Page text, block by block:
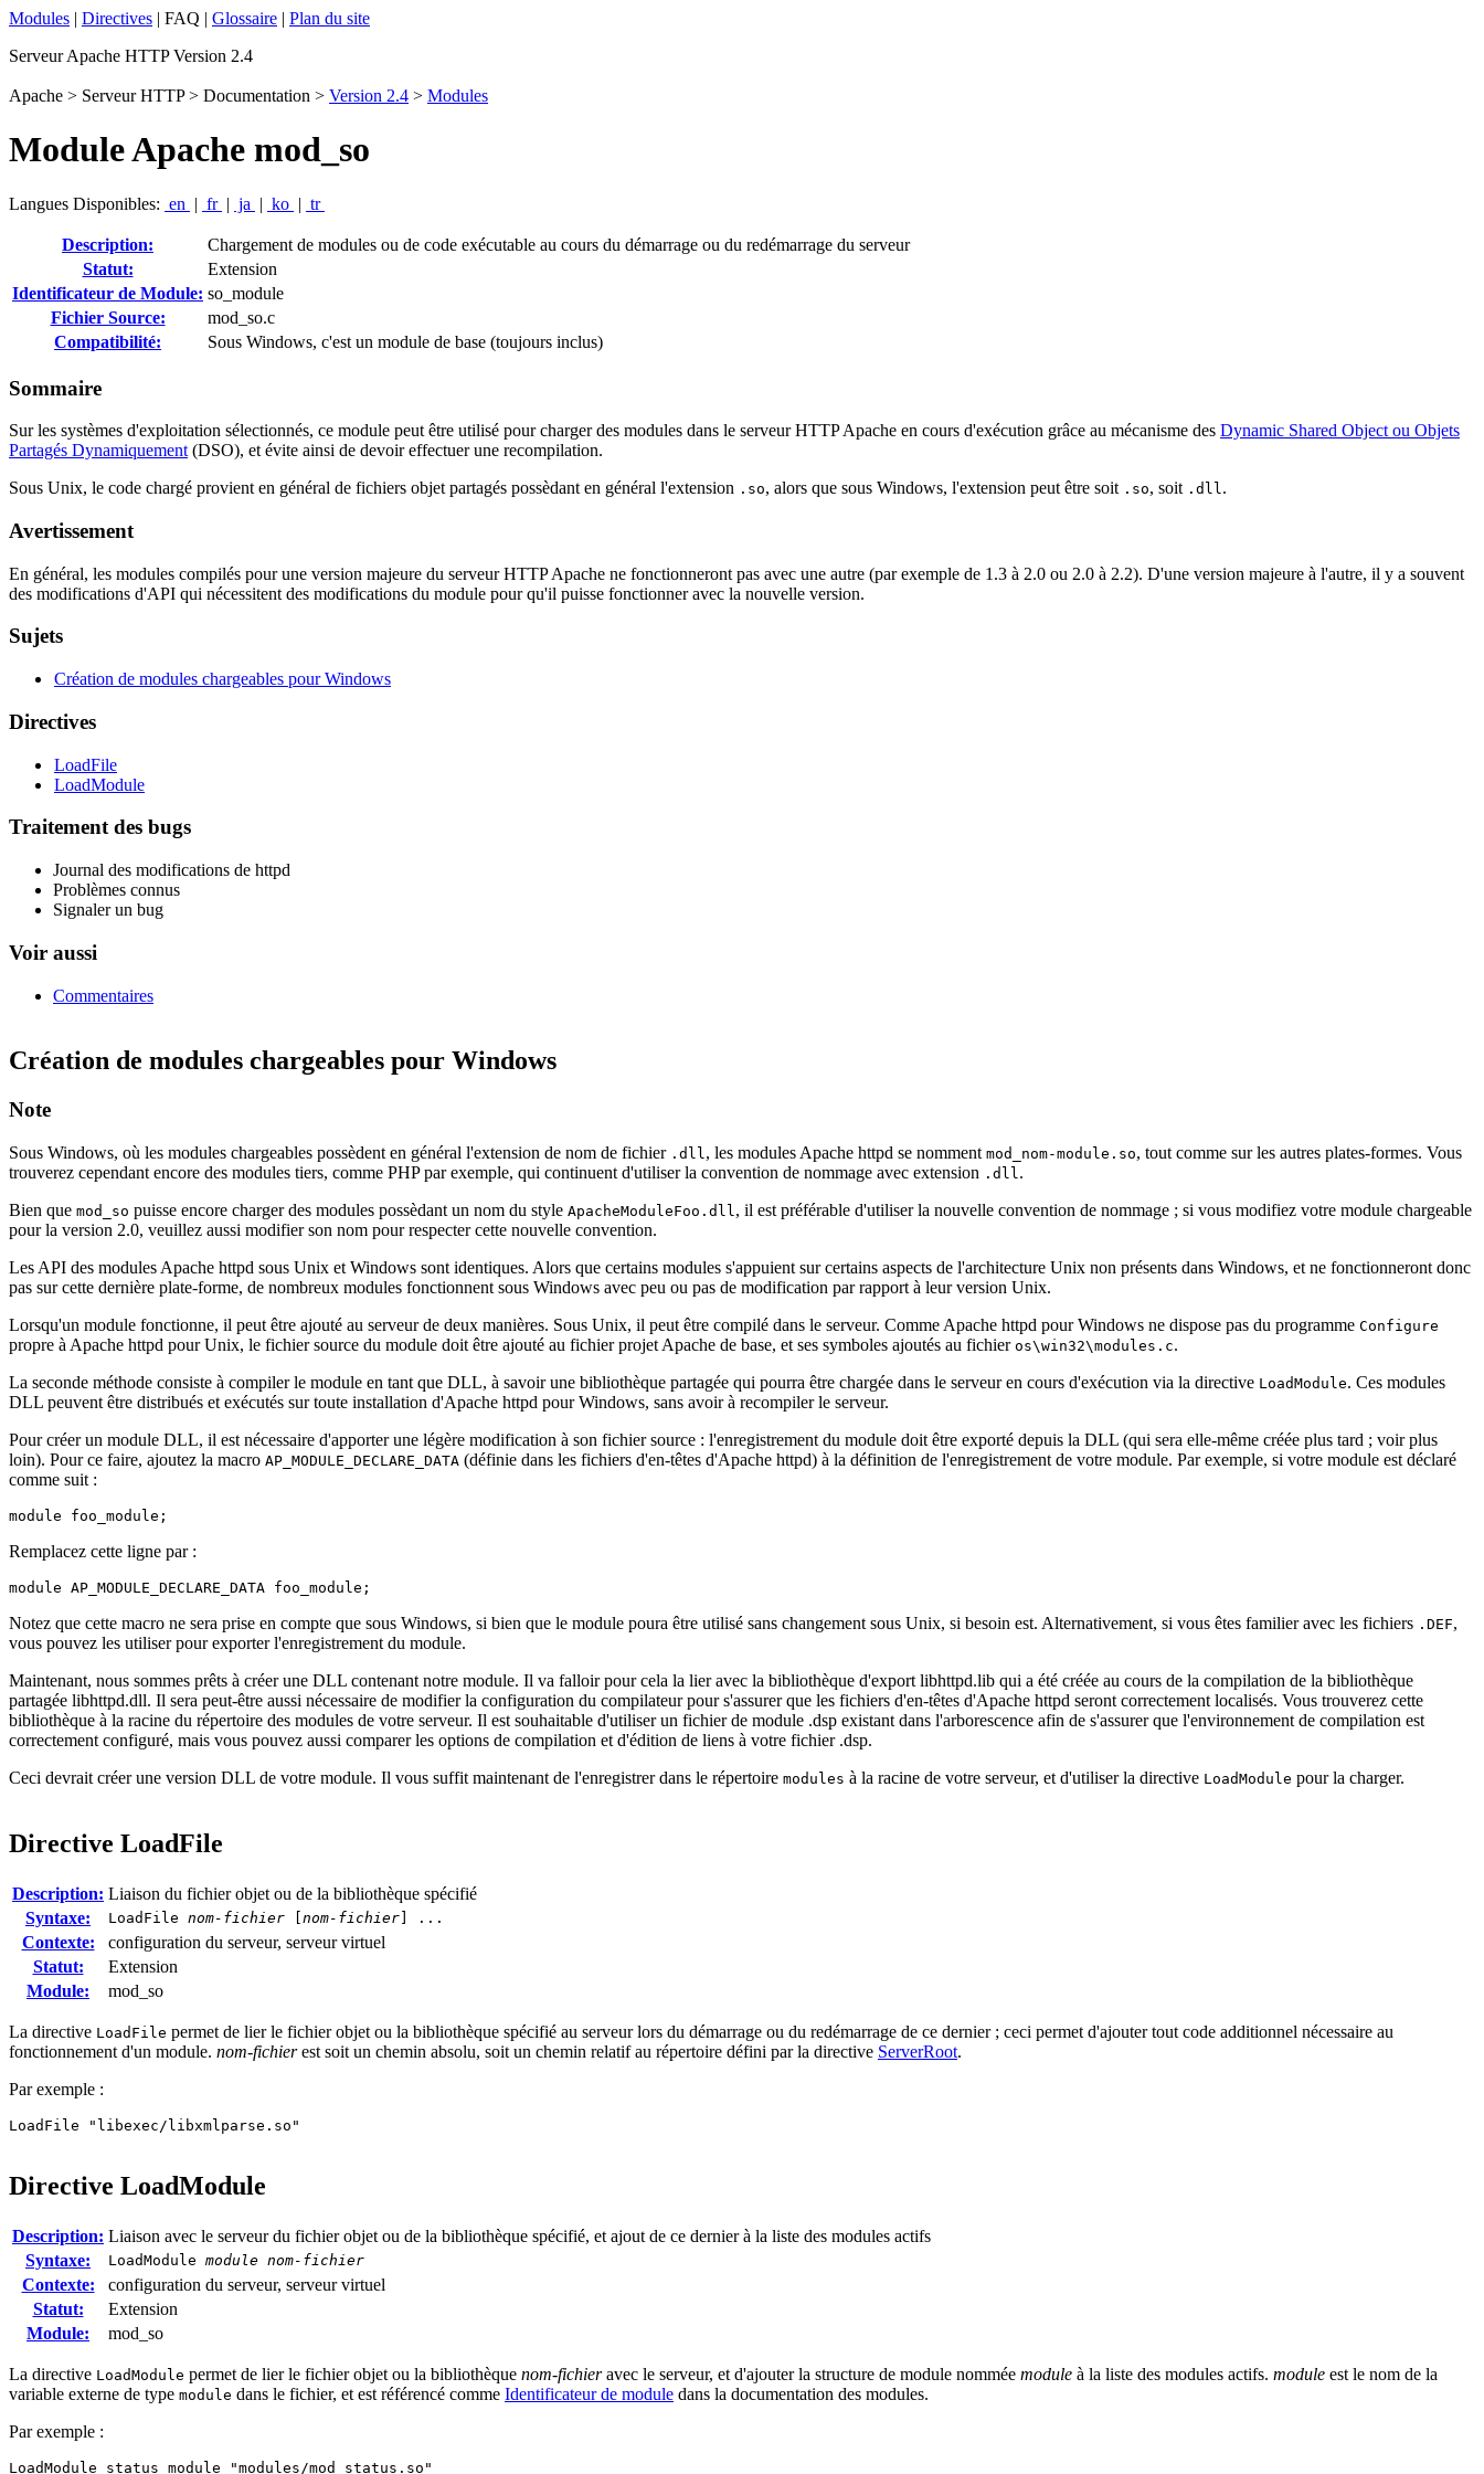
Modules | Directives | FAQ | Glossaire | Plan du site
Serveur Apache HTTP Version 2.4
Apache > Serveur HTTP > Documentation > Version 2.4 > Modules
Module Apache mod_so
Langues Disponibles: en | fr | ja | ko | tr
Description:
Chargement de modules ou de code exécutable au cours du démarrage ou du redémarrage du serveur
Statut:
Extension
Identificateur de Module: so_module
Fichier Source:
mod_so.c
Compatibilité:
Sous Windows, c'est un module de base (toujours inclus)
Sommaire
Sur les systèmes d'exploitation sélectionnés, ce module peut être utilisé pour charger des modules dans le serveur HTTP Apache en cours d'exécution grâce au mécanisme des Dynamic Shared Object ou Objets
Partagés Dynamiquement (DSO), et évite ainsi de devoir effectuer une recompilation.
Sous Unix, le code chargé provient en général de fichiers objet partagés possèdant en général l'extension .so, alors que sous Windows, l'extension peut être soit .so, soit .dll.
Avertissement
En général, les modules compilés pour une version majeure du serveur HTTP Apache ne fonctionneront pas avec une autre (par exemple de 1.3 à 2.0 ou 2.0 à 2.2). D'une version majeure à l'autre, il y a souvent
des modifications d'API qui nécessitent des modifications du module pour qu'il puisse fonctionner avec la nouvelle version.
Sujets
Création de modules chargeables pour Windows
Directives
LoadFile
LoadModule
Traitement des bugs
Journal des modifications de httpd
Problèmes connus
Signaler un bug
Voir aussi
Commentaires
Création de modules chargeables pour Windows
Note
Sous Windows, où les modules chargeables possèdent en général l'extension de nom de fichier .dll, les modules Apache httpd se nomment mod_nom-module.so, tout comme sur les autres plates-formes. Vous
trouverez cependant encore des modules tiers, comme PHP par exemple, qui continuent d'utiliser la convention de nommage avec extension .dll.
Bien que mod_so puisse encore charger des modules possèdant un nom du style ApacheModuleFoo.dll, il est préférable d'utiliser la nouvelle convention de nommage ; si vous modifiez votre module chargeable
pour la version 2.0, veuillez aussi modifier son nom pour respecter cette nouvelle convention.
Les API des modules Apache httpd sous Unix et Windows sont identiques. Alors que certains modules s'appuient sur certains aspects de l'architecture Unix non présents dans Windows, et ne fonctionneront donc
pas sur cette dernière plate-forme, de nombreux modules fonctionnent sous Windows avec peu ou pas de modification par rapport à leur version Unix.
Lorsqu'un module fonctionne, il peut être ajouté au serveur de deux manières. Sous Unix, il peut être compilé dans le serveur. Comme Apache httpd pour Windows ne dispose pas du programme Configure
propre à Apache httpd pour Unix, le fichier source du module doit être ajouté au fichier projet Apache de base, et ses symboles ajoutés au fichier os\win32\modules.c.
La seconde méthode consiste à compiler le module en tant que DLL, à savoir une bibliothèque partagée qui pourra être chargée dans le serveur en cours d'exécution via la directive LoadModule. Ces modules
DLL peuvent être distribués et exécutés sur toute installation d'Apache httpd pour Windows, sans avoir à recompiler le serveur.
Pour créer un module DLL, il est nécessaire d'apporter une légère modification à son fichier source : l'enregistrement du module doit être exporté depuis la DLL (qui sera elle-même créée plus tard ; voir plus
loin). Pour ce faire, ajoutez la macro AP_MODULE_DECLARE_DATA (définie dans les fichiers d'en-têtes d'Apache httpd) à la définition de l'enregistrement de votre module. Par exemple, si votre module est déclaré
comme suit :
module foo_module;
Remplacez cette ligne par :
module AP_MODULE_DECLARE_DATA foo_module;
Notez que cette macro ne sera prise en compte que sous Windows, si bien que le module poura être utilisé sans changement sous Unix, si besoin est. Alternativement, si vous êtes familier avec les fichiers .DEF,
vous pouvez les utiliser pour exporter l'enregistrement du module.
Maintenant, nous sommes prêts à créer une DLL contenant notre module. Il va falloir pour cela la lier avec la bibliothèque d'export libhttpd.lib qui a été créée au cours de la compilation de la bibliothèque
partagée libhttpd.dll. Il sera peut-être aussi nécessaire de modifier la configuration du compilateur pour s'assurer que les fichiers d'en-têtes d'Apache httpd seront correctement localisés. Vous trouverez cette
bibliothèque à la racine du répertoire des modules de votre serveur. Il est souhaitable d'utiliser un fichier de module .dsp existant dans l'arborescence afin de s'assurer que l'environnement de compilation est
correctement configuré, mais vous pouvez aussi comparer les options de compilation et d'édition de liens à votre fichier .dsp.
Ceci devrait créer une version DLL de votre module. Il vous suffit maintenant de l'enregistrer dans le répertoire modules à la racine de votre serveur, et d'utiliser la directive LoadModule pour la charger.
Directive LoadFile
Description: Liaison du fichier objet ou de la bibliothèque spécifié
Syntaxe:
LoadFile nom-fichier nom-fichier ] ...
Contexte:
configuration du serveur, serveur virtuel
Statut:
Extension
Module:
mod_so
La directive LoadFile permet de lier le fichier objet ou la bibliothèque spécifié au serveur lors du démarrage ou du redémarrage de ce dernier ; ceci permet d'ajouter tout code additionnel nécessaire au
fonctionnement d'un module. nom-fichierest soit un chemin absolu, soit un chemin relatif au répertoire défini par la directive ServerRoot.
Par exemple :
LoadFile "libexec/libxmlparse.so"
Directive LoadModule
Description: Liaison avec le serveur du fichier objet ou de la bibliothèque spécifié, et ajout de ce dernier à la liste des modules actifs
Syntaxe:
LoadModule module nom-fichier
Contexte:
configuration du serveur, serveur virtuel
Statut:
Extension
Module:
mod_so
La directive LoadModule permet de lier le fichier objet ou la bibliothèque nom-fichieravec le serveur, et d'ajouter la structure de module nommée module à la liste des modules actifs. module est le nom de la
variable externe de type module dans le fichier, et est référencé comme Identificateur de module dans la documentation des modules.
Par exemple :
LoadModule status_module "modules/mod_status.so"